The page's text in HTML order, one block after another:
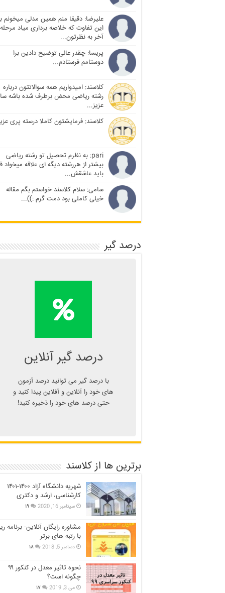
علیرضا: دقیقا منم همین مدلی میخونم
این تفاوت که خلاصه برداری میاد مرحله
آخر به نظرتون...
پریسا: چقدر عالی توضیح دادین برا
دوستامم فرستادم...
کلاسند: امیدواریم همه سوالاتتون درباره
رشته ریاضی محض برطرف شده باشه
عزیز...
کلاسند: فرمایشتون کاملا درسته پری
pari: به نظرم تحصیل تو رشته ریاضی
بیشتر از هررشته دیگه ای علاقه میخواد
باید عاشقش...
سامی: سلام کلاسند خواستم بگم مقاله
خیلی کاملی بود دمت گرم :))...
درصد گیر
درصد گیر آنلاین
با درصد گیر می توانید درصد آزمون
های خود را آنلاین و آفلاین پیدا کنید و
حتی درصد های خود را ذخیره کنید!
محاسبه آنلاین
درصد یا دانلود
برترین ها از کلاسند
شهریه دانشگاه آزاد ۱۴۰۰-۱۴۰۱
کارشناسی، ارشد و دکتری
سپتامبر 16, 2020 ۱۹
مشاوره رایگان آنلاین- برنامه
با رتبه های برتر
دسامبر 5, 2018 ۱۸
نحوه تاثیر معدل در کنکور ۹۹
چگونه است؟
می 3, 2019 ۱۷